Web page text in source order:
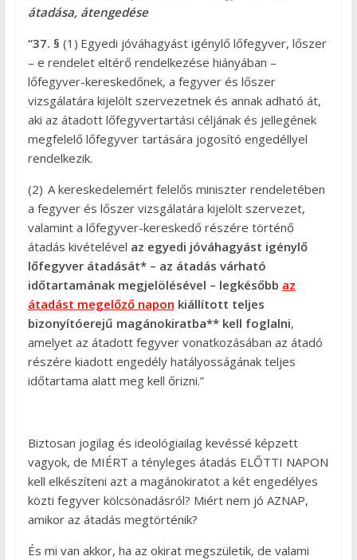
átadása, átengedése
“37. § (1) Egyedi jóváhagyást igénylő lőfegyver, lőszer
– e rendelet eltérő rendelkezése hiányában –
lőfegyver-kereskedőnek, a fegyver és lőszer
vizsgálatára kijelölt szervezetnek és annak adható át,
aki az átadott lőfegyvertartási céljának és jellegének
megfelelő lőfegyver tartására jogosító engedéllyel
rendelkezik.
(2) A kereskedelemért felelős miniszter rendeletében
a fegyver és lőszer vizsgálatára kijelölt szervezet,
valamint a lőfegyver-kereskedő részére történő
átadás kivételével az egyedi jóváhagyást igénylő
lőfegyver átadását* – az átadás várható
időtartamának megjelölésével – legkésőbb az
átadást megelőző napon kiállított teljes
bizonyítóerejű magánokiratba** kell foglalni,
amelyet az átadott fegyver vonatkozásában az átadó
részére kiadott engedély hatályosságának teljes
időtartama alatt meg kell őrizni.”
Biztosan jogilag és ideológiailag kevéssé képzett
vagyok, de MIÉRT a tényleges átadás ELŐTTI NAPON
kell elkészíteni azt a magánokiratot a két engedélyes
közti fegyver kölcsönadásról? Miért nem jó AZNAP,
amikor az átadás megtörténik?
És mi van akkor, ha az okirat megszületik, de valami